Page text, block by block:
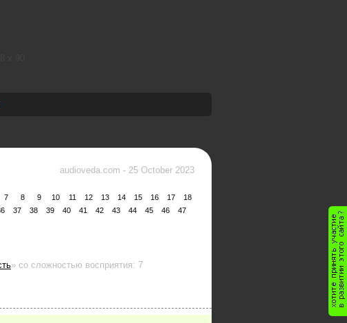
audioveda.com - 25 October 2023
7 8 9 10 11 12 13 14 15 16 17
18
37 38 39 40 41 42 43 44 45 46
47
» со сложностью восприятия: 7